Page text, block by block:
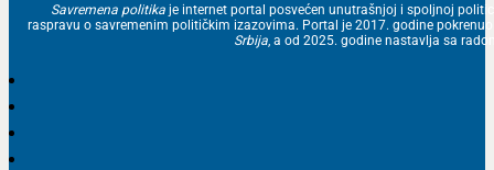
Savremena politika je internet portal posvećen unutrašnjoj i spoljnoj
raspravu o savremenim političkim izazovima. Portal je 2017. godine
Srbija, a od 2025. godine nastavlja sa